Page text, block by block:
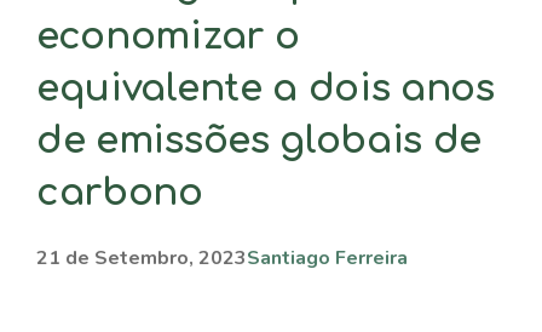
economizar o
equivalente a dois anos
de emissões globais de
carbono
21 de Setembro, 2023Santiago Ferreira